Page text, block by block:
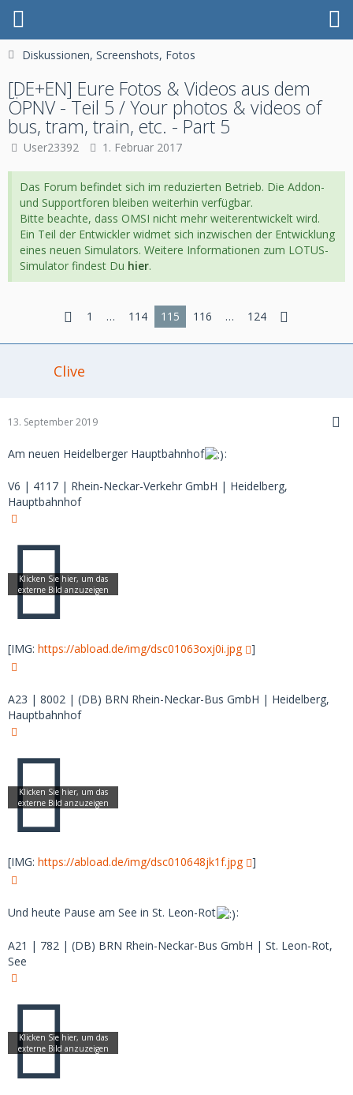
Diskussionen, Screenshots, Fotos
[DE+EN] Eure Fotos & Videos aus dem
ÖPNV - Teil 5 / Your photos & videos of
bus, tram, train, etc. - Part 5
User23392 1. Februar 2017
Das Forum befindet sich im reduzierten Betrieb. Die Addon-
und Supportforen bleiben weiterhin verfügbar.
Bitte beachte, dass OMSI nicht mehr weiterentwickelt wird.
Ein Teil der Entwickler widmet sich inzwischen der Entwicklung
eines neuen Simulators. Weitere Informationen zum LOTUS-
Simulator findest Du hier.
1 … 114 115 116 … 124
Clive
13. September 2019
Am neuen Heidelberger Hauptbahnhof :
V6 | 4117 | Rhein-Neckar-Verkehr GmbH | Heidelberg,
Hauptbahnhof
[IMG: https://abload.de/img/dsc01063oxj0i.jpg ]
A23 | 8002 | (DB) BRN Rhein-Neckar-Bus GmbH | Heidelberg,
Hauptbahnhof
[IMG: https://abload.de/img/dsc010648jk1f.jpg ]
Und heute Pause am See in St. Leon-Rot :
A21 | 782 | (DB) BRN Rhein-Neckar-Bus GmbH | St. Leon-Rot,
See